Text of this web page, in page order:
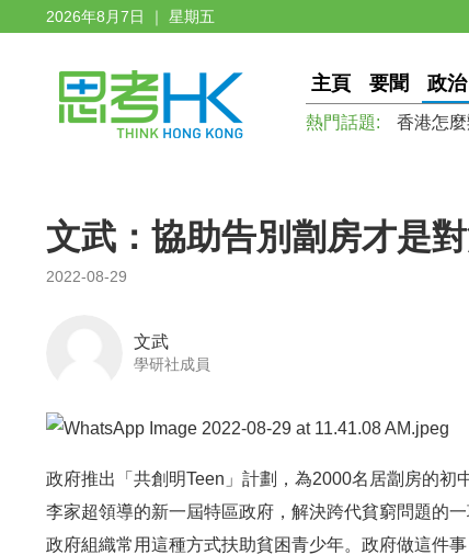
2026年8月7日 ｜ 星期五
主頁 要聞 政治
熱門話題: 香港怎
文武：協助告別劏房才是
2022-08-29
文武
學研社成員
政府推出「共創明Teen」計劃，為2000名居劏房的
李家超領導的新一屆特區政府，解決跨代貧窮問題的
政府組織常用這種方式扶助貧困青少年。政府做這件